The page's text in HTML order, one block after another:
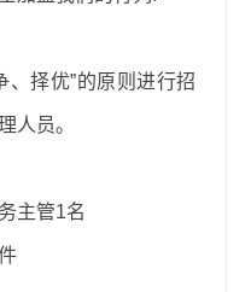
、择优”的原则进行招
人员。
主管1名